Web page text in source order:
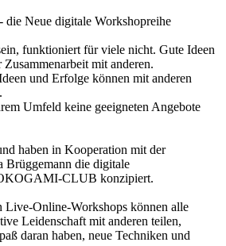
Neue digitale Workshopreihe
funktioniert für viele nicht. Gute Ideen
mit anderen.
und Erfolge können mit anderen
Umfeld keine geeigneten Angebote
haben in Kooperation mit der
Brüggemann die digitale
CLUB konzipiert.
Live-Online-Workshops können alle
Leidenschaft mit anderen teilen,
daran haben, neue Techniken und